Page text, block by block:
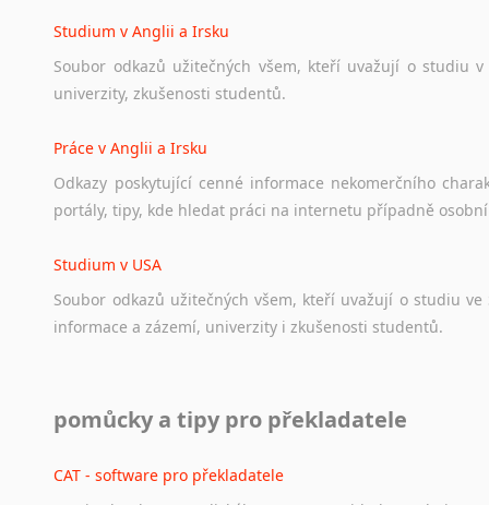
Studium v Anglii a Irsku
Soubor odkazů užitečných všem, kteří uvažují o studiu v
univerzity, zkušenosti studentů.
Práce v Anglii a Irsku
Odkazy poskytující cenné informace nekomerčního
portály, tipy, kde hledat práci na internetu případně osobní
Studium v USA
Soubor odkazů užitečných všem, kteří uvažují o studiu ve
informace a zázemí, univerzity i zkušenosti studentů.
Odkazy poskytující cenné informace nekomerčního
pomůcky a tipy pro překladatele
CAT - software pro překladatele